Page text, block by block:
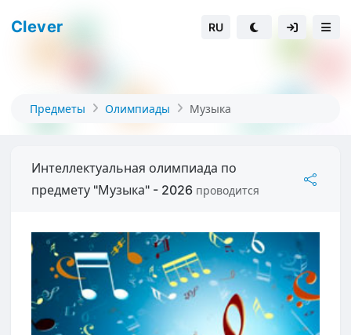
Clever RU
Предметы Олимпиады Музыка
Интеллектуальная олимпиада по
предмету "Музыка" - 2026 проводится